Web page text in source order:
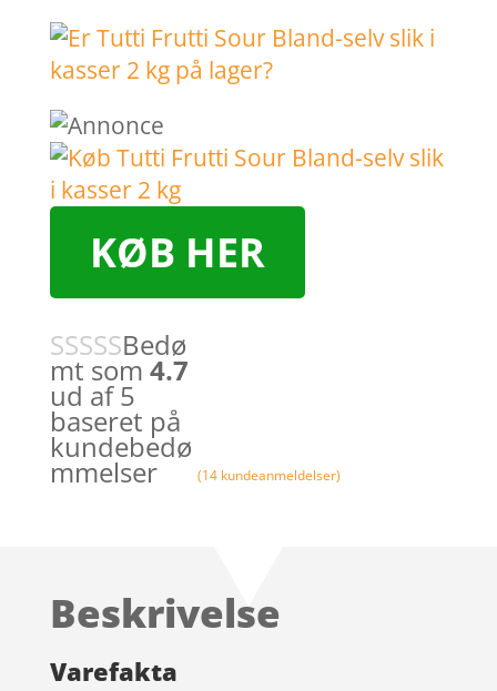
KØB HER
Bedø
mt som 4.7
ud af 5
baseret på
kundebedø
mmelser (14 kundeanmeldelser)
Beskrivelse
Varefakta